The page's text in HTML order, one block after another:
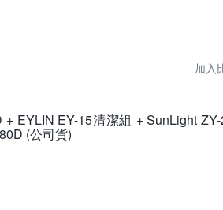
加入
EYLIN EY-15清潔組 + SunLight
(公司貨)